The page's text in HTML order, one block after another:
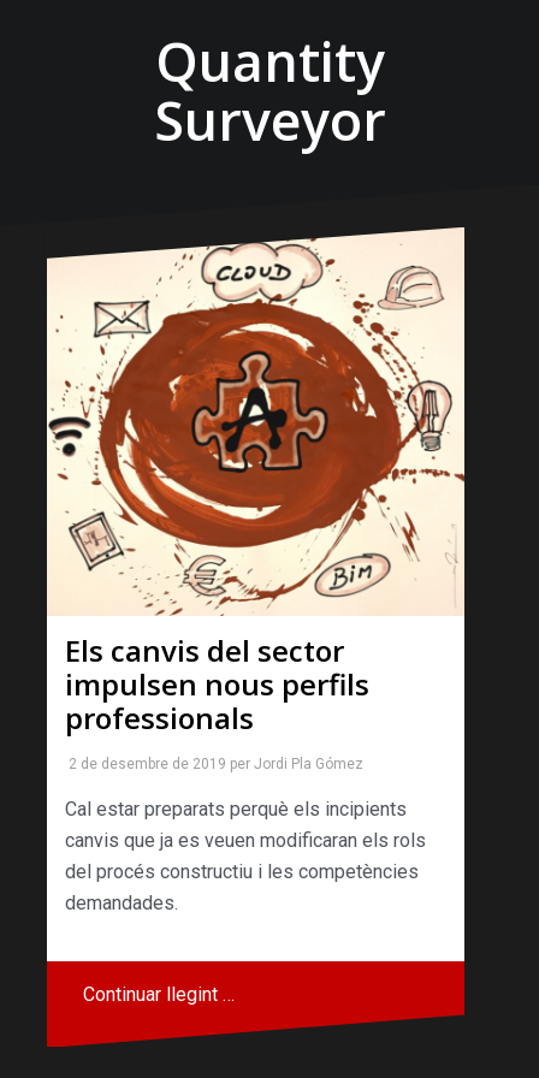
Quantity
Surveyor
Els canvis del sector
impulsen nous perfils
professionals
2 de desembre de 2019 per Jordi Pla Gómez
Cal estar preparats perquè els incipients
canvis que ja es veuen modificaran els rols
del procés constructiu i les competències
demandades.
Continuar llegint …